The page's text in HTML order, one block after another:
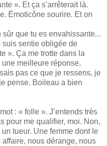
». Et ça s’arrêterait là.
Émoticône sourire. Et on
que tu es envahissante...
suis sentie obligée de
». Ça me trotte dans la
meilleure réponse,
pas ce que je ressens, je
pense. Boileau a bien
: « folle ». J’entends très
pour me qualifier, moi. Non,
tueur. Une femme dont le
nous dérange, nous